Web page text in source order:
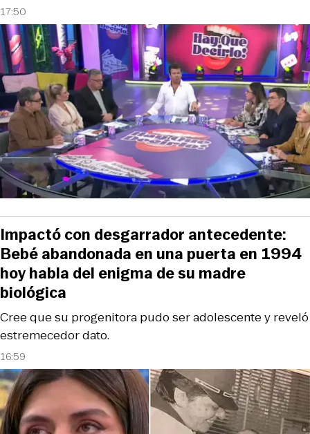
17:50
16:59
Cree que su progenitora pudo ser adolescente y reveló
estremecedor dato.
Impactó con desgarrador antecedente:
Bebé abandonada en una puerta en 1994
hoy habla del enigma de su madre
biológica